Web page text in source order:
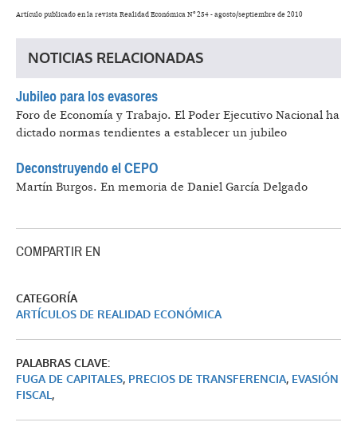
Artículo publicado en la revista Realidad Económica Nº 254 - agosto/septiembre de 2010
NOTICIAS RELACIONADAS
Jubileo para los evasores
Foro de Economía y Trabajo. El Poder Ejecutivo Nacional ha
dictado normas tendientes a establecer un jubileo
Deconstruyendo el CEPO
Martín Burgos. En memoria de Daniel García Delgado
COMPARTIR EN
CATEGORÍA
ARTÍCULOS DE REALIDAD ECONÓMICA
PALABRAS CLAVE:
FUGA DE CAPITALES, PRECIOS DE TRANSFERENCIA, EVASIÓN
FISCAL,